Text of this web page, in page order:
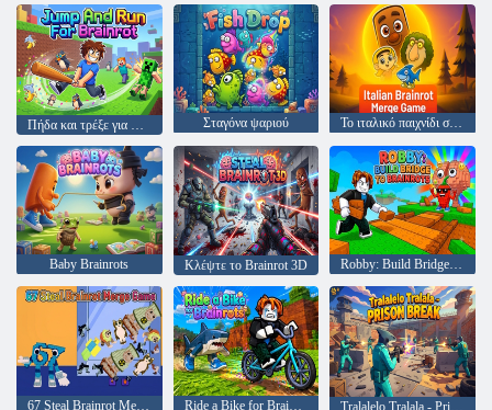
Σταγόνα ψαριού Το ιταλικό παιχνίδι συγχώνευσης Brainrot
Baby Brainrots Κλέψτε το Brainrot 3D Robby: Build Bridge To Brainrots
67 Steal Brainrot Merge Game Ride a Bike for Brainrots